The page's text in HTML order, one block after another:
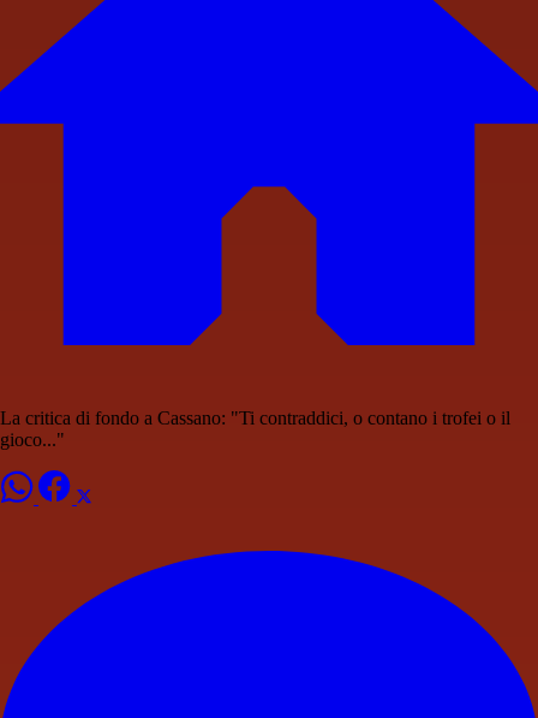
La critica di fondo a Cassano: "Ti contraddici, o contano i trofei o il
gioco..."